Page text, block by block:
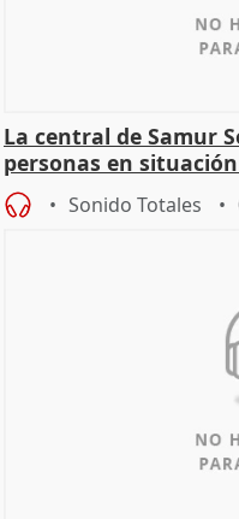
La central de Samur
personas en
de Calor
Sonido Totales